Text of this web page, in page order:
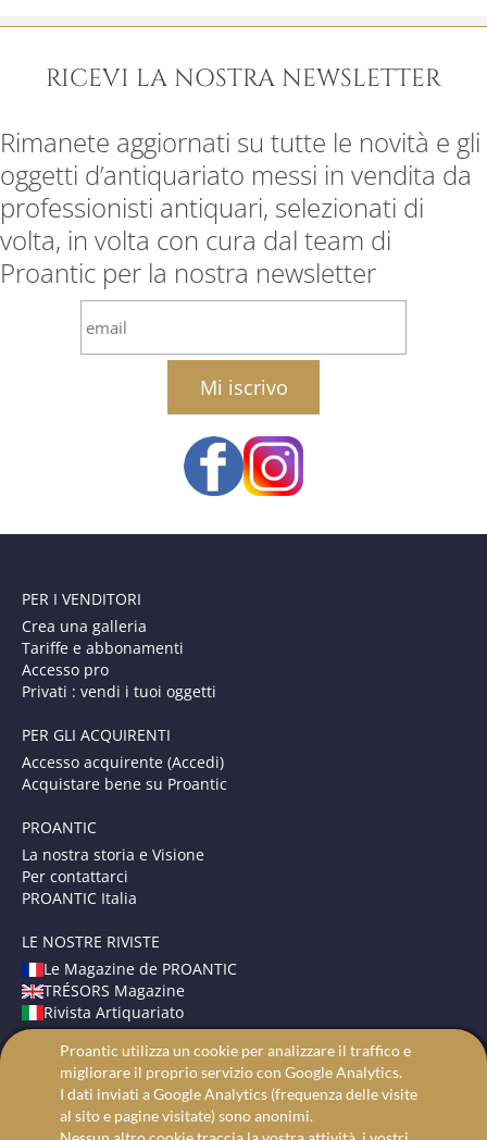
RICEVI LA NOSTRA NEWSLETTER
Rimanete aggiornati su tutte le novità e gli
oggetti d’antiquariato messi in vendita da
professionisti antiquari, selezionati di
volta, in volta con cura dal team di
Proantic per la nostra newsletter
email
PER I VENDITORI
Crea una galleria
Tariffe e abbonamenti
Accesso pro
Privati : vendi i tuoi oggetti
PER GLI ACQUIRENTI
Accesso acquirente (Accedi)
Acquistare bene su Proantic
PROANTIC
La nostra storia e Visione
Per contattarci
PROANTIC Italia
LE NOSTRE RIVISTE
Le Magazine de PROANTIC
TRÉSORS Magazine
Rivista Artiquariato
TERMINI E CONDIZIONI
Avvisi Legali
Protezione dei dati
Proantic utilizza un cookie per analizzare il traffico e
migliorare il proprio servizio con Google Analytics.
I dati inviati a Google Analytics (frequenza delle visite
al sito e pagine visitate) sono anonimi.